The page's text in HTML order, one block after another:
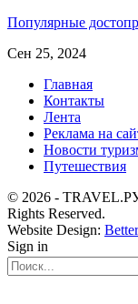
Популярные
Сен 25, 2024
Главная
Контакты
Лента
Реклама на
Новости
Путешествия
© 2026 -
Rights Reserved.
Website Design:
Sign in